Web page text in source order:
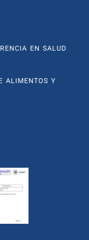
EN SALUD
ALIMENTOS Y